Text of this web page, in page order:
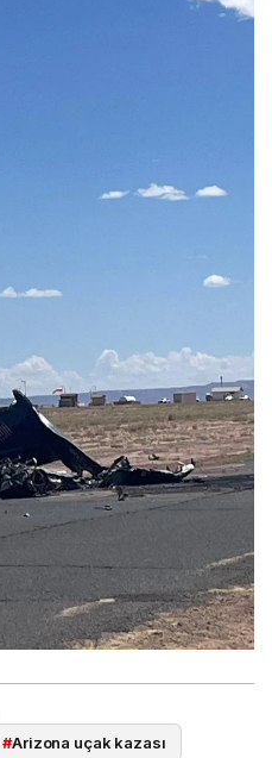
#Arizona uçak kazası